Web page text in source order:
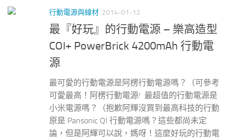
行動電源與線材 2014-01-12
最『好玩』的行動電源 – 樂高造型
COI+ PowerBrick 4200mAh 行動電
源
最可愛的行動電源是阿楞行動電源嗎？（可參考
可愛最高！阿楞行動電源! 最超值的行動電源是
小米電源嗎？（抱歉阿輝沒買到最高科技的行動
原是 Pansonic QI 行動電源嗎？這些都尚未定
論，但是阿輝可以說，媽呀！這麼好玩的行動電